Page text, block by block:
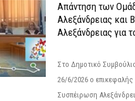
Απάντηση των
Αλεξάνδρειας και
Αλεξάνδρειας για
Στο Δημοτικό
26/6/2026 ο
Συσπέιρωση